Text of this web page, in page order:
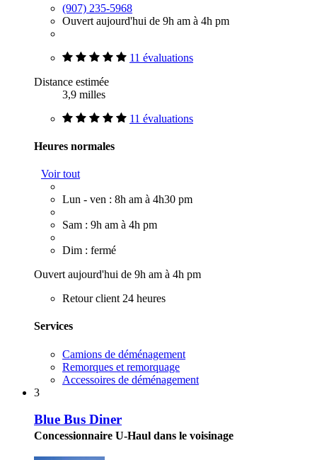
(907) 235-5968
Ouvert aujourd'hui de 9h am à 4h pm
11 évaluations
Distance estimée
3,9 milles
11 évaluations
Heures normales
Voir tout
Lun - ven : 8h am à 4h30 pm
Sam : 9h am à 4h pm
Dim : fermé
Ouvert aujourd'hui de 9h am à 4h pm
Retour client 24 heures
Services
Camions de déménagement
Remorques et remorquage
Accessoires de déménagement
3
Blue Bus Diner
Concessionnaire U-Haul dans le voisinage